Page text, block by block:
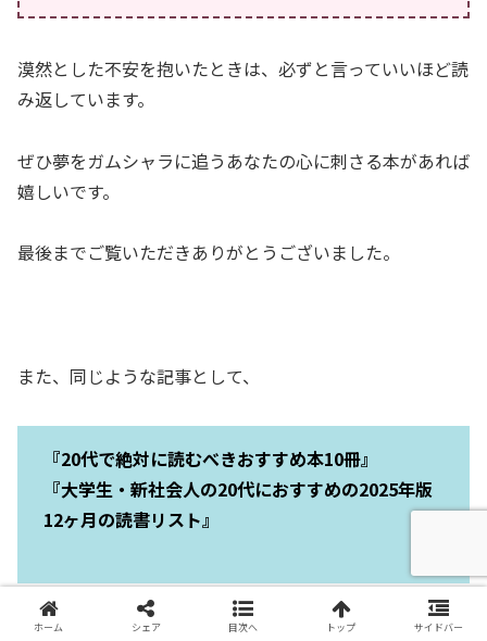
漠然とした不安を抱いたときは、必ずと言っていいほど読
み返しています。
ぜひ夢をガムシャラに追うあなたの心に刺さる本があれば
嬉しいです。
最後までご覧いただきありがとうございました。
また、同じような記事として、
『20代で絶対に読むべきおすすめ本10冊』
『大学生・新社会人の20代におすすめの2025年版
12ヶ月の読書リスト』
を書いております。
ホーム シェア 目次へ トップ サイドバー